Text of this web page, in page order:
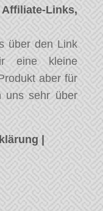
Affiliate-Links,
über den Link
eine kleine
aber für
uns sehr über
|